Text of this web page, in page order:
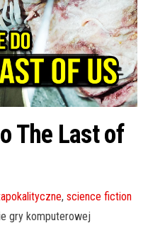
The Last of
, science fiction
gry komputerowej